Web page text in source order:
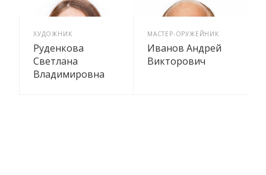
ХУДОЖНИК
Руденкова
Светлана
Владимировна
МАСТЕР-ОРУЖЕЙНИК
Иванов Андрей
Викторович